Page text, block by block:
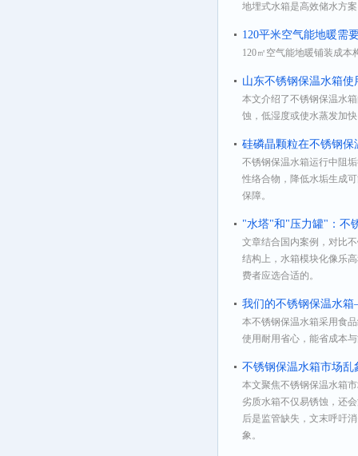
地埋式水箱是高效储水方
120平米空气能地暖需
120㎡空气能地暖铺装成
山东不锈钢保温水箱
本文介绍了不锈钢保温水
蚀，低湿度或使水蒸发加
硅磷晶颗粒在不锈钢
不锈钢保温水箱运行中阻
性络合物，降低水垢生成
保障。
"水塔"和"压力罐"：不
文章结合国内案例，对比
结构上，水箱模块化像乐
费者应选合适的。
我们的不锈钢保温水
本不锈钢保温水箱采用食
使用耐用省心，能省成本
不锈钢保温水箱市场
本文聚焦不锈钢保温水箱
劣质水箱不仅易锈蚀，还
后是监管缺失，文末呼吁
象。